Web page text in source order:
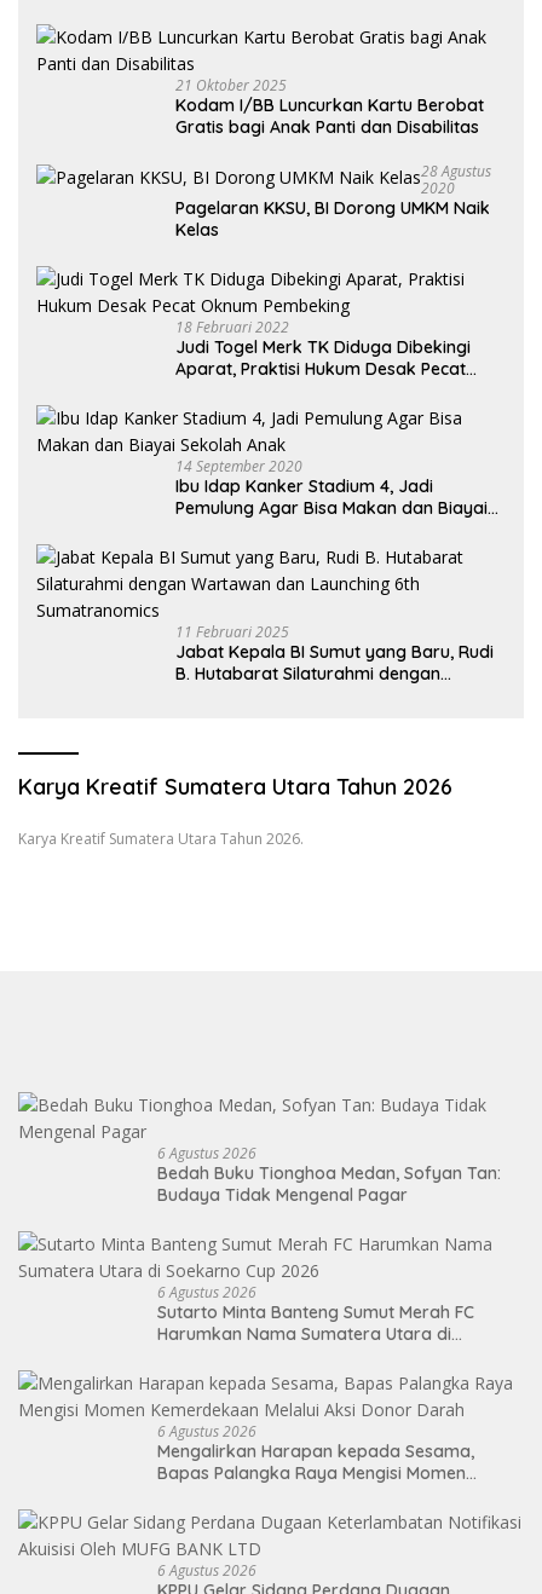
21 Oktober 2025
Kodam I/BB Luncurkan Kartu Berobat
Gratis bagi Anak Panti dan Disabilitas
28 Agustus
2020
Pagelaran KKSU, BI Dorong UMKM Naik
Kelas
18 Februari 2022
Judi Togel Merk TK Diduga Dibekingi
Aparat, Praktisi Hukum Desak Pecat
14 September 2020
Ibu Idap Kanker Stadium 4, Jadi
Pemulung Agar Bisa Makan dan Biayai
11 Februari 2025
Jabat Kepala BI Sumut yang Baru, Rudi
B. Hutabarat Silaturahmi dengan
Karya Kreatif Sumatera Utara Tahun 2026
Karya Kreatif Sumatera Utara Tahun 2026.
6 Agustus 2026
Bedah Buku Tionghoa Medan, Sofyan Tan:
Budaya Tidak Mengenal Pagar
6 Agustus 2026
Sutarto Minta Banteng Sumut Merah FC
Harumkan Nama Sumatera Utara di
6 Agustus 2026
Mengalirkan Harapan kepada Sesama,
Bapas Palangka Raya Mengisi Momen
6 Agustus 2026